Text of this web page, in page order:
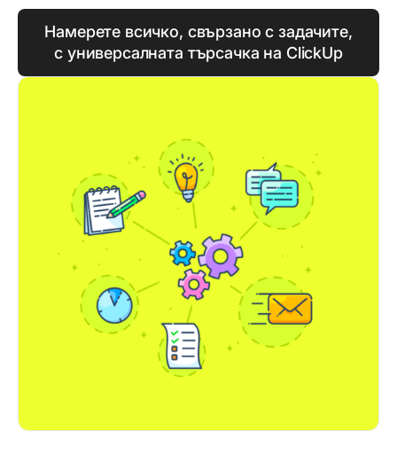
Намерете всичко, свързано с задачите,
с универсалната търсачка на ClickUp